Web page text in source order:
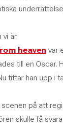
är.
heaven var
till en Oscar.
tittar han upp i
på att
skulle få